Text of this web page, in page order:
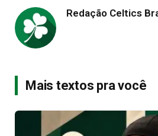
Redação Celtics
Mais textos pra você